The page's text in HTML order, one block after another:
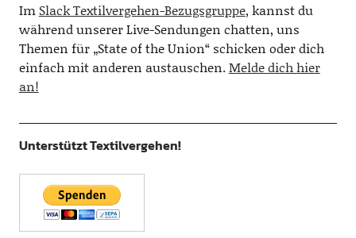
Im Slack Textilvergehen-Bezugsgruppe, kannst du
während unserer Live-Sendungen chatten, uns
Themen für „State of the Union“ schicken oder dich
einfach mit anderen austauschen.Melde dich hier
an!
Unterstützt Textilvergehen!